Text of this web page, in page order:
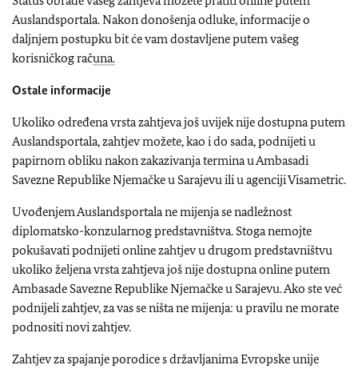
Auslandsportala. Nakon donošenja odluke, informacije o
daljnjem postupku bit će vam dostavljene putem vašeg
korisničkog računa.
Ostale informacije
Ukoliko određena vrsta zahtjeva još uvijek nije dostupna putem
Auslandsportala, zahtjev možete, kao i do sada, podnijeti u
papirnom obliku nakon zakazivanja termina u Ambasadi
Savezne Republike Njemačke u Sarajevu ili u agenciji Visametric.
Uvođenjem Auslandsportala ne mijenja se nadležnost
diplomatsko-konzularnog predstavništva. Stoga nemojte
pokušavati podnijeti online zahtjev u drugom predstavništvu
ukoliko željena vrsta zahtjeva još nije dostupna online putem
Ambasade Savezne Republike Njemačke u Sarajevu. Ako ste već
podnijeli zahtjev, za vas se ništa ne mijenja: u pravilu ne morate
podnositi novi zahtjev.
Zahtjev za spajanje porodice s državljanima Evropske unije